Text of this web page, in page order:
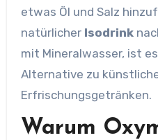
etwas Öl und Salz
natürlicher Isodrink
mit Mineralwasser, ist
Alternative zu
Erfrischungsgetränken.
Warum